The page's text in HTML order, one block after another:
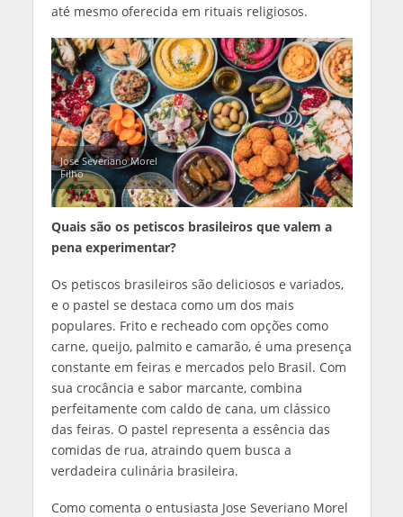
até mesmo oferecida em rituais religiosos.
Jose Severiano Morel
Filho
Quais são os petiscos brasileiros que valem a
pena experimentar?
Os petiscos brasileiros são deliciosos e variados,
e o pastel se destaca como um dos mais
populares. Frito e recheado com opções como
carne, queijo, palmito e camarão, é uma presença
constante em feiras e mercados pelo Brasil. Com
sua crocância e sabor marcante, combina
perfeitamente com caldo de cana, um clássico
das feiras. O pastel representa a essência das
comidas de rua, atraindo quem busca a
verdadeira culinária brasileira.
Como comenta o entusiasta Jose Severiano Morel